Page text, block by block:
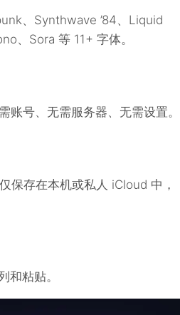
、Synthwave ’84、Liquid
、Sora 等 11+ 字体。
号、无需服务器、无需设置。
保存在本机或私人 iCloud 中，
和粘贴。